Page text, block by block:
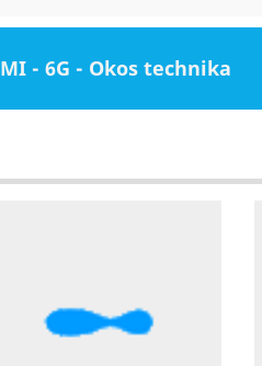
MI - 6G - Okos technika